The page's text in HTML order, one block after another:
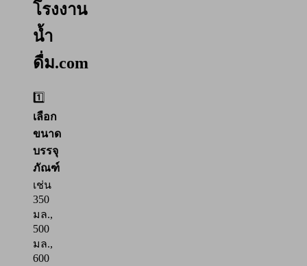
โรงงาน
น้ำ
ดื่ม.com
1️⃣
เลือก
ขนาด
บรรจุ
ภัณฑ์
เช่น
350
มล.,
500
มล.,
600